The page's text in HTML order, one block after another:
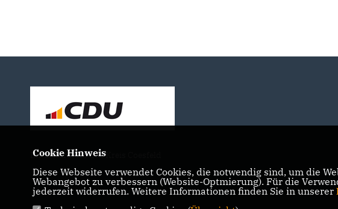
Ihr Landrat für den Kreis Coesfeld
Cookie Hinweis
Diese Webseite verwendet Cookies, die notwendig sind, um die
Webangebot zu verbessern (Website-Optmierung). Für die
jederzeit widerrufen. Weitere Informationen finden Sie in unserer